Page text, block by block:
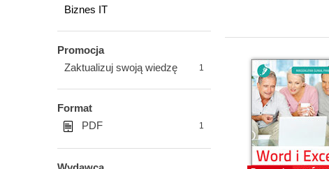
Biznes IT
Promocja
Zaktualizuj swoją wiedzę
1
Format
PDF
1